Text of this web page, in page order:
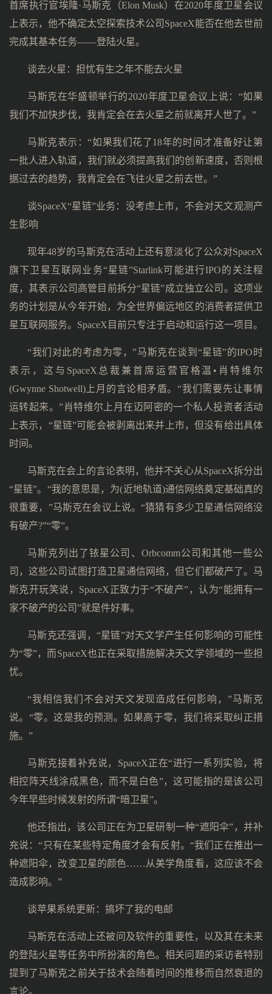
首席执行官埃隆·马斯克（Elon Musk）在2020年度卫星会议
上表示，他不确定太空探索技术公司SpaceX能否在他去世前
完成其基本任务——登陆火星。
谈去火星：担忧有生之年不能去火星
马斯克在华盛顿举行的2020年度卫星会议上说：“如果
我们不加快步伐，我肯定会在去火星之前就离开人世了。”
马斯克表示：“如果我们花了18年的时间才准备好让第
一批人进入轨道，我们就必须提高我们的创新速度，否则根
据过去的趋势，我肯定会在飞往火星之前去世。”
谈SpaceX“星链”业务：没考虑上市，不会对天文观测产
生影响
现年48岁的马斯克在活动上还有意淡化了公众对SpaceX
旗下卫星互联网业务“星链”Starlink可能进行IPO的关注程
度，其表示公司高管目前拆分“星链”成立独立公司。这项业
务的计划是从今年开始，为全世界偏远地区的消费者提供卫
星互联网服务。SpaceX目前只专注于启动和运行这一项目。
“我们对此的考虑为零，”马斯克在谈到“星链”的IPO时
表示，这与SpaceX总裁兼首席运营官格温•肖特维尔
(Gwynne Shotwell)上月的言论相矛盾。“我们需要先让事情
运转起来。”肖特维尔上月在迈阿密的一个私人投资者活动
上表示，“星链”可能会被剥离出来并上市，但没有给出具体
时间。
马斯克在会上的言论表明，他并不关心从SpaceX拆分出
“星链”。“我的意思是，为(近地轨道)通信网络奠定基础真的
很重要，”马斯克在会议上说。“猜猜有多少卫星通信网络没
有破产?”“零”。
马斯克列出了铱星公司、Orbcomm公司和其他一些公
司，这些公司试图打造卫星通信网络，但它们都破产了。马
斯克开玩笑说，SpaceX正致力于“不破产”，认为“能拥有一
家不破产的公司”就是件好事。
马斯克还强调，“星链”对天文学产生任何影响的可能性
为“零”，而SpaceX也正在采取措施解决天文学领域的一些担
忧。
“我相信我们不会对天文发现造成任何影响，”马斯克
说。“零。这是我的预测。如果高于零，我们将采取纠正措
施。”
马斯克接着补充说，SpaceX正在“进行一系列实验，将
相控阵天线涂成黑色，而不是白色”，这可能指的是该公司
今年早些时候发射的所谓“暗卫星”。
他还指出，该公司正在为卫星研制一种“遮阳伞”，并补
充说：“只有在某些特定角度才会有反射。“我们正在推出一
种遮阳伞，改变卫星的颜色……从美学角度看，这应该不会
造成影响。”
谈苹果系统更新：搞坏了我的电邮
马斯克在活动上还被问及软件的重要性，以及其在未来
的登陆火星等任务中所扮演的角色。相关问题的采访者特别
提到了马斯克之前关于技术会随着时间的推移而自然衰退的
言论。